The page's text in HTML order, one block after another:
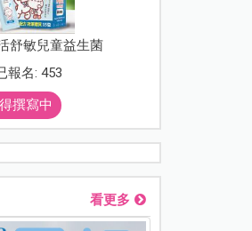
舒敏兒童益生菌
報名: 453
撰寫中
看更多